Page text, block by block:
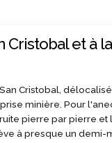
Cristobal et à
Cristobal,
minière. Pour
pierre par pierre et
à presque un demi-